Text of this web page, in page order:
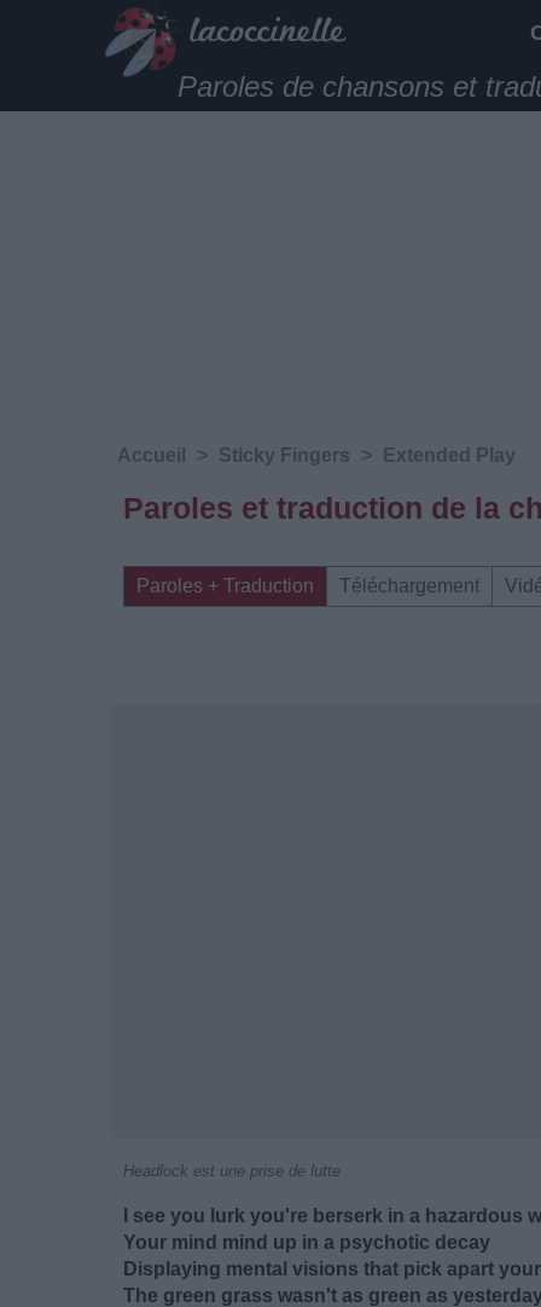
Paroles de chansons et
Accueil > Sticky Fingers > Extended Play
Paroles et traduction de la
Paroles + Traduction Téléchargement
Headlock est une prise de lutte
I see you lurk you're berserk in a hazardous
Your mind mind up in a psychotic decay
Displaying mental visions that pick apart
The green grass wasn't as green as